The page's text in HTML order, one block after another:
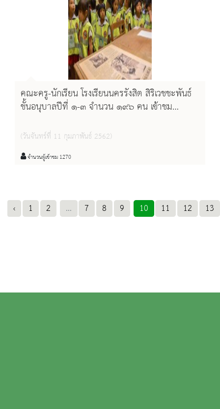
คณะครู-นักเรียน โรงเรียนนครรังสิต สิริเวชชะพันธ์
ชั้นอนุบาลปีที่ ๑-๓ จำนวน ๑๙๖ คน เข้าชม
(วันจันทร์ที่ 11 กุมภาพันธ์ 2562)
จำนวนผู้เข้าชม 1270
‹ 1 2 ... 7 8 9 10 11 12 13